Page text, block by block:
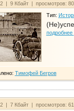
| 9 Кбайт | просмотров:
Тип:
подробнее
Тимофей Бегров
| 7 Кбайт | просмотров: